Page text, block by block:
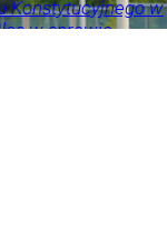
Konstytucyjnego w
w sprawie